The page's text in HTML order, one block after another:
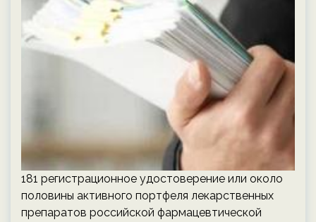
181 регистрационное удостоверение или около
половины активного портфеля лекарственных
препаратов российской фармацевтической